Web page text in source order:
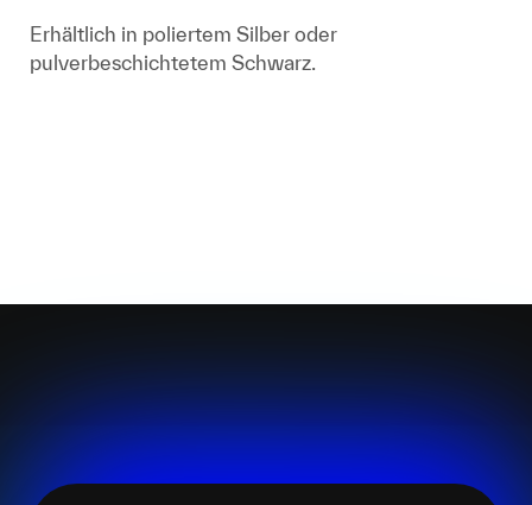
Erhältlich in poliertem Silber oder
pulverbeschichtetem Schwarz.